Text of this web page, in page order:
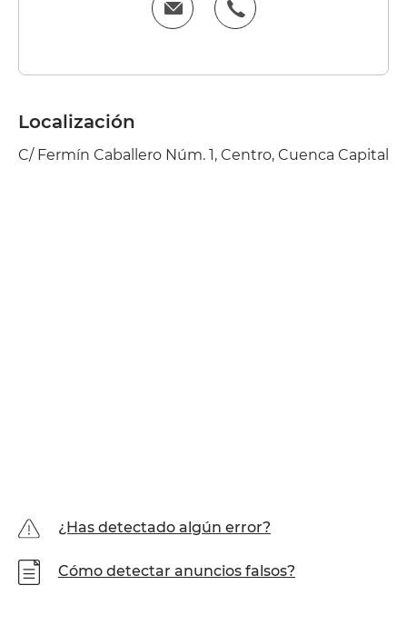
Localización
C/ Fermín Caballero Núm. 1, Centro, Cuenca Capital
¿Has detectado algún error?
Cómo detectar anuncios falsos?